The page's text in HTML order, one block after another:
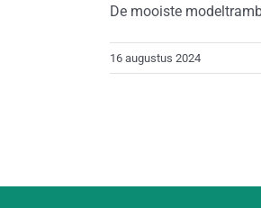
De mooiste
16 augustus 2024